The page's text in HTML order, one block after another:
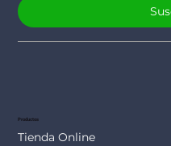
Productos
Tienda Online